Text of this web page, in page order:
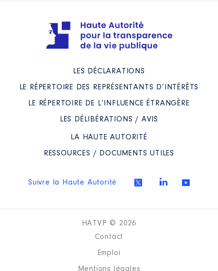
LES DÉCLARATIONS
LE RÉPERTOIRE DES REPRÉSENTANTS D’INTÉRÊTS
LE RÉPERTOIRE DE L’INFLUENCE ÉTRANGÈRE
LES DÉLIBÉRATIONS / AVIS
LA HAUTE AUTORITÉ
RESSOURCES / DOCUMENTS UTILES
Suivre la Haute Autorité
HATVP © 2026
Contact
Emploi
Mentions légales